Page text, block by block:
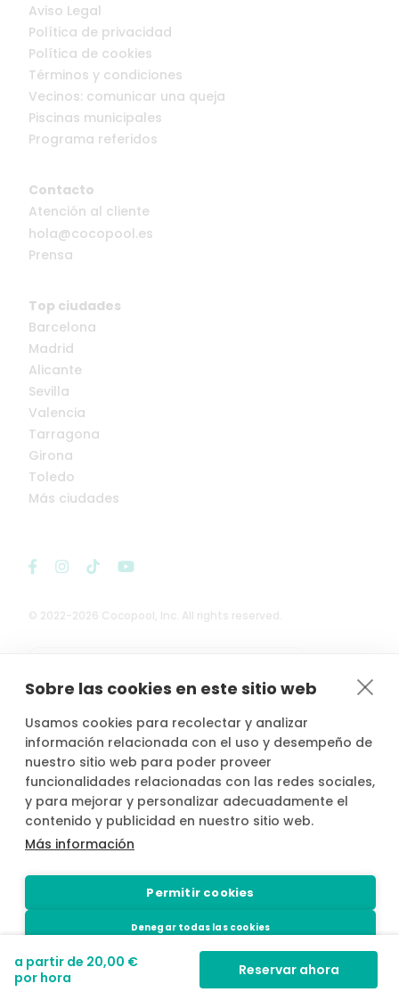
Sobre las cookies en este sitio web
Usamos cookies para recolectar y analizar
información relacionada con el uso y desempeño de
nuestro sitio web para poder proveer
funcionalidades relacionadas con las redes sociales,
y para mejorar y personalizar adecuadamente el
contenido y publicidad en nuestro sitio web.
Más información
Permitir cookies
Denegar todas las cookies
Configuración de cookies
a partir de 20,00 €
por hora
Reservar ahora
© 2022-2026 Cocopool, Inc. All rights reserved.
 Anfitriones asegurados*
Aviso Legal
Política de privacidad
Política de cookies
Términos y condiciones
Vecinos: comunicar una queja
Piscinas municipales
Programa referidos
Contacto
Atención al cliente
hola@cocopool.es
Prensa
Top ciudades
Barcelona
Madrid
Alicante
Sevilla
Valencia
Tarragona
Girona
Toledo
Más ciudades
*Actividad, con seguro voluntario de responsabilidad civil del
propietario, contratado por PLACE4PLAN, S.L. con AXA SEGUROS
GENERALES, S.A. de Seguros y Reaseguros, siempre que conste
notificada la reserva con mínimo 2 horas de antelación.